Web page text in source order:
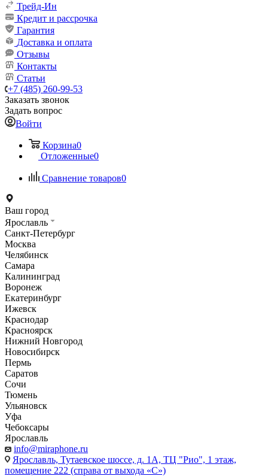
Трейд-Ин
Кредит и рассрочка
Гарантия
Доставка и оплата
Отзывы
Контакты
Статьи
+7 (485) 260-99-53
Заказать звонок
Задать вопрос
Войти
Корзина0
Отложенные0
Сравнение товаров0
Ваш город
Ярославль
Санкт-Петербург
Москва
Челябинск
Самара
Калининград
Воронеж
Екатеринбург
Ижевск
Краснодар
Красноярск
Нижний Новгород
Новосибирск
Пермь
Саратов
Сочи
Тюмень
Ульяновск
Уфа
Чебоксары
Ярославль
info@miraphone.ru
Ярославль, Тутаевское шоссе, д. 1А, ТЦ "Рио", 1 этаж,
помещение 222 (справа от выхода «С»)